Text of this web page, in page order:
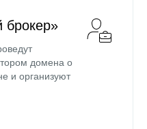
брокер»
домена о
и организуют